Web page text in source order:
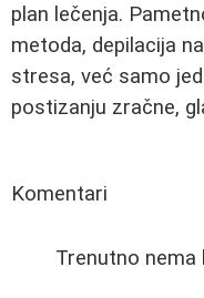
plan lečenja.
metoda, depilacija
stresa, već samo
postizanju zračne,
Komentari
Trenutno nema